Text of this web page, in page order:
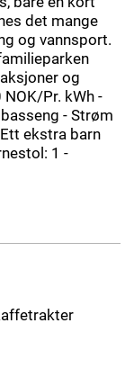
det mange
og vannsport.
og
Pr. kWh -
- Strøm
ekstra barn
1 -